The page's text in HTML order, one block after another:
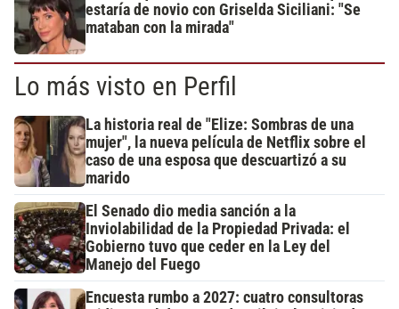
estaría de novio con Griselda Siciliani: "Se
mataban con la mirada"
Lo más visto en Perfil
La historia real de "Elize: Sombras de una
mujer", la nueva película de Netflix sobre el
caso de una esposa que descuartizó a su
marido
El Senado dio media sanción a la
Inviolabilidad de la Propiedad Privada: el
Gobierno tuvo que ceder en la Ley del
Manejo del Fuego
Encuesta rumbo a 2027: cuatro consultoras